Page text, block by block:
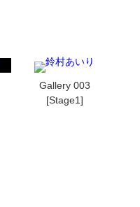
Gallery 003
[Stage1]